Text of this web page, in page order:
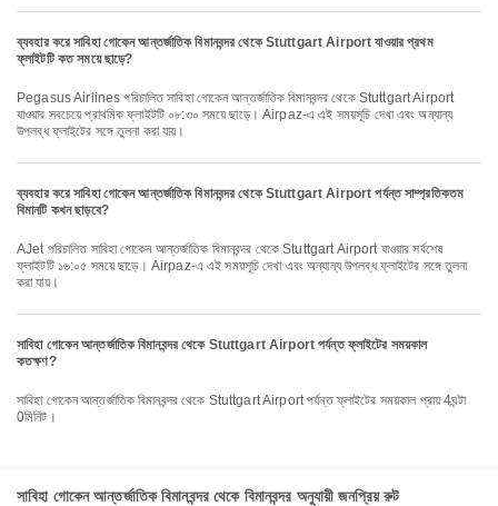
ব্যবহার করে সাবিহা গোকেন আন্তর্জাতিক বিমানবন্দর থেকে Stuttgart Airport যাওয়ার প্রথম
ফ্লাইটটি কত সময়ে ছাড়ে?
Pegasus Airlines পরিচালিত সাবিহা গোকেন আন্তর্জাতিক বিমানবন্দর থেকে Stuttgart Airport
যাওয়ার সবচেয়ে প্রাথমিক ফ্লাইটটি ০৮:৩০ সময়ে ছাড়ে। Airpaz-এ এই সময়সূচি দেখা এবং অন্যান্য
উপলব্ধ ফ্লাইটের সঙ্গে তুলনা করা যায়।
ব্যবহার করে সাবিহা গোকেন আন্তর্জাতিক বিমানবন্দর থেকে Stuttgart Airport পর্যন্ত সাম্প্রতিকতম
বিমানটি কখন ছাড়বে?
AJet পরিচালিত সাবিহা গোকেন আন্তর্জাতিক বিমানবন্দর থেকে Stuttgart Airport যাওয়ার সর্বশেষ
ফ্লাইটটি ১৬:০৫ সময়ে ছাড়ে। Airpaz-এ এই সময়সূচি দেখা এবং অন্যান্য উপলব্ধ ফ্লাইটের সঙ্গে তুলনা
করা যায়।
সাবিহা গোকেন আন্তর্জাতিক বিমানবন্দর থেকে Stuttgart Airport পর্যন্ত ফ্লাইটের সময়কাল
কতক্ষণ?
সাবিহা গোকেন আন্তর্জাতিক বিমানবন্দর থেকে Stuttgart Airport পর্যন্ত ফ্লাইটের সময়কাল প্রায় 4ঘন্টা
0মিনিট।
সাবিহা গোকেন আন্তর্জাতিক বিমানবন্দর থেকে বিমানবন্দর অনুযায়ী জনপ্রিয় রুট